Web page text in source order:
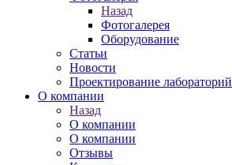
Назад
Фотогалерея
Оборудование
Статьи
Новости
Проектирование лабораторий
О компании
Назад
О компании
О компании
Отзывы